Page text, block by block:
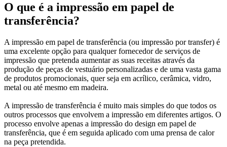
O que é a impressão em papel de
transferência?
A impressão em papel de transferência (ou impressão por transfer) é
uma excelente opção para qualquer fornecedor de serviços de
impressão que pretenda aumentar as suas receitas através da
produção de peças de vestuário personalizadas e de uma vasta gama
de produtos promocionais, quer seja em acrílico, cerâmica, vidro,
metal ou até mesmo em madeira.
A impressão de transferência é muito mais simples do que todos os
outros processos que envolvem a impressão em diferentes artigos. O
processo envolve apenas a impressão do design em papel de
transferência, que é em seguida aplicado com uma prensa de calor
na peça pretendida.